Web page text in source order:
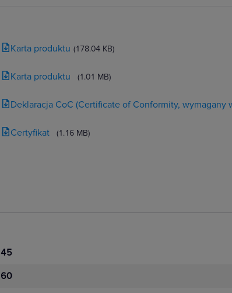
Karta produktu (178.04 KB)
Karta produktu (1.01 MB)
Deklaracja CoC (Certificate of Conformity, wymagany
Certyfikat (1.16 MB)
45
60